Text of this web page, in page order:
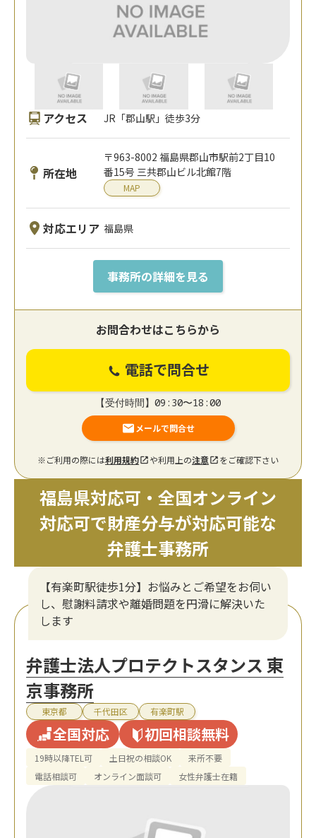
アクセス JR「郡山駅」徒歩3分
所在地
〒963-8002 福島県郡山市駅前2丁目10
番15号 三共郡山ビル北館7階
MAP
対応エリア 福島県
事務所の詳細を見る
お問合わせはこちらから
電話で問合せ
【受付時間】09:30〜18:00
メールで問合せ
※ご利用の際には利用規約 や利用上の注意 をご確認下さい
福島県対応可・全国オンライン
対応可で財産分与が対応可能な
弁護士事務所
【有楽町駅徒歩1分】お悩みとご希望をお伺い
し、慰謝料請求や離婚問題を円滑に解決いた
します
弁護士法人プロテクトスタンス 東
京事務所
東京都 千代田区 有楽町駅
全国対応 初回相談無料
19時以降TEL可 土日祝の相談OK
来所不要
電話相談可
オンライン面談可 女性弁護士在籍